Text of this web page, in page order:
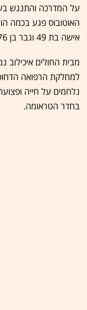
על המדרכה והתנגש
האוטובוס פגע בכמה
אישה בת 49 וגבר בן 76 שנפצעו קשה.
מבית החולים איכילוב
נלחמים על חייה
בחדר הטראומה.